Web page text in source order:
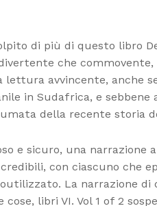
di più di questo libro
che
avvincente, anche
in Sudafrica, e
della recente storia
e sicuro, una narrazione
con ciascuno che
La narrazione
libri VI. Vol 1 of 2